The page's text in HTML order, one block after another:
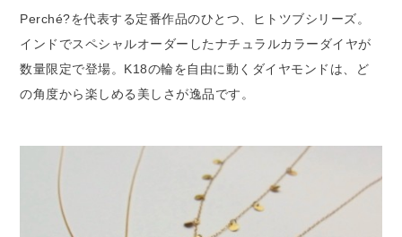
Perché?を代表する定番作品のひとつ、ヒトツブシリーズ。
インドでスペシャルオーダーしたナチュラルカラーダイヤが
数量限定で登場。K18の輪を自由に動くダイヤモンドは、ど
の角度から楽しめる美しさが逸品です。